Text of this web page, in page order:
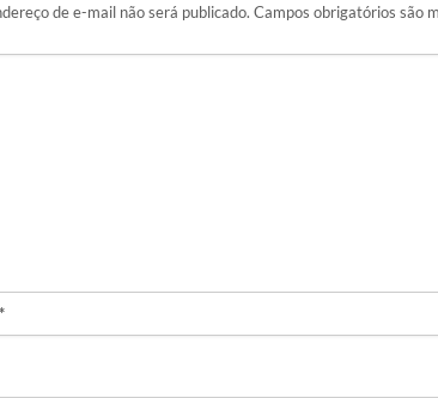
de e-mail não será publicado. Campos obrigatórios são
*